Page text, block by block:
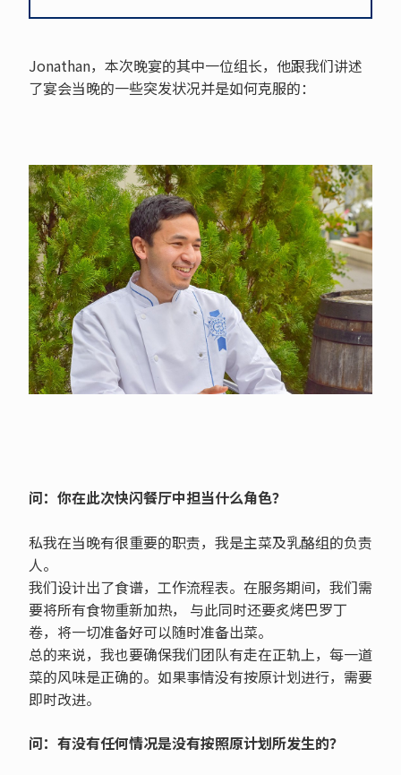
Jonathan，本次晚宴的其中一位组长，他跟我们讲述
了宴会当晚的一些突发状况并是如何克服的：
问：你在此次快闪餐厅中担当什么角色？
私我在当晚有很重要的职责，我是主菜及乳酪组的负责
人。
我们设计出了食谱，工作流程表。在服务期间，我们需
要将所有食物重新加热， 与此同时还要炙烤巴罗丁
卷，将一切准备好可以随时准备出菜。
总的来说，我也要确保我们团队有走在正轨上，每一道
菜的风味是正确的。如果事情没有按原计划进行，需要
即时改进。
问：有没有任何情况是没有按照原计划所发生的？